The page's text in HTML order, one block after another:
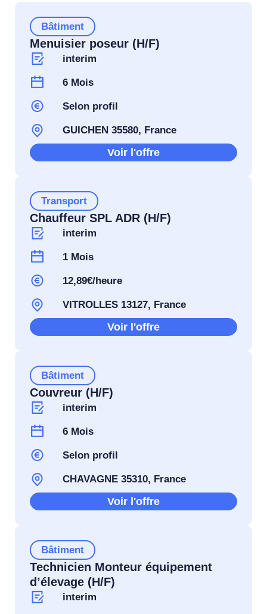
Bâtiment
Menuisier poseur (H/F)
interim
6 Mois
Selon profil
GUICHEN 35580, France
Voir l'offre
Transport
Chauffeur SPL ADR (H/F)
interim
1 Mois
12,89€/heure
VITROLLES 13127, France
Voir l'offre
Bâtiment
Couvreur (H/F)
interim
6 Mois
Selon profil
CHAVAGNE 35310, France
Voir l'offre
Bâtiment
Technicien Monteur équipement
d’élevage (H/F)
interim